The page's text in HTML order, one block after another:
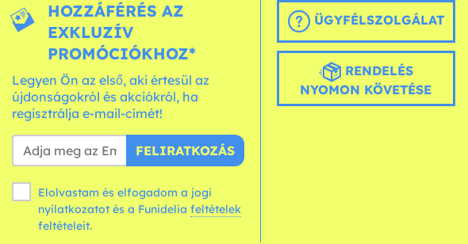
HOZZÁFÉRÉS AZ
EXKLUZÍV
PROMÓCIÓKHOZ*
Legyen Ön az első, aki értesül az
újdonságokról és akciókról, ha
regisztrálja e-mail-címét!
FELIRATKOZÁS
Elolvastam és elfogadom a jogi
nyilatkozatot és a Funidelia feltételek
feltételeit.
ÜGYFÉLSZOLGÁLAT
RENDELÉS
NYOMON KÖVETÉSE